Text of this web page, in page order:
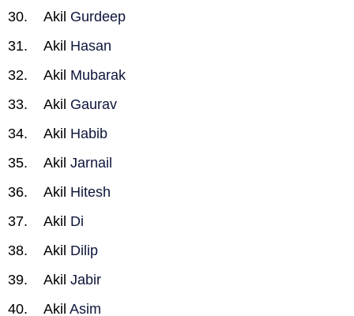
Akil Gurdeep
Akil Hasan
Akil Mubarak
Akil Gaurav
Akil Habib
Akil Jarnail
Akil Hitesh
Akil Di
Akil Dilip
Akil Jabir
Akil Asim